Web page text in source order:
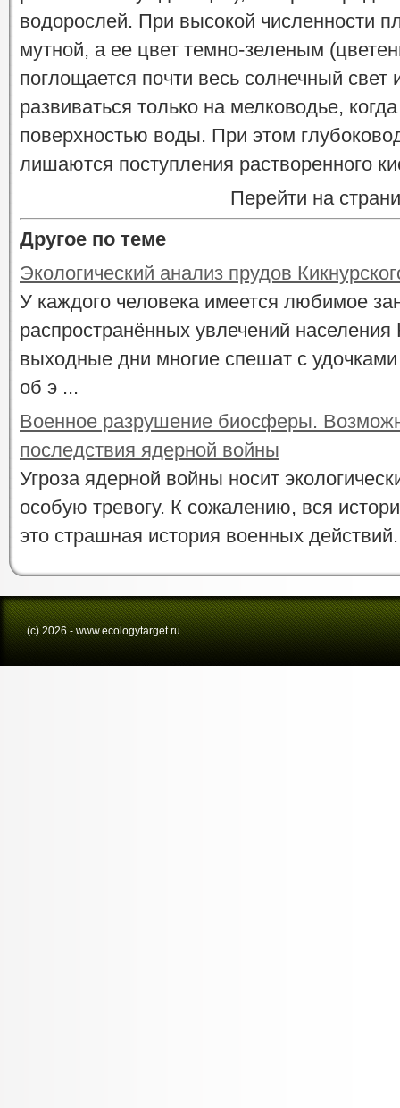
водорослей. При высокой численности
мутной, а ее цвет темно-зеленым
поглощается почти весь солнечный свет
развиваться только на мелководье,
поверхностью воды. При этом
лишаются поступления растворенного
Перейти на
Другое по теме
Экологический анализ прудов
У каждого человека имеется любимое
распространённых увлечений населения
выходные дни многие спешат с
об э ...
Военное разрушение биосферы.
последствия ядерной войны
Угроза ядерной войны носит
особую тревогу. К сожалению, вся
это страшная история военных
(с) 2026 - www.ecologytarget.ru